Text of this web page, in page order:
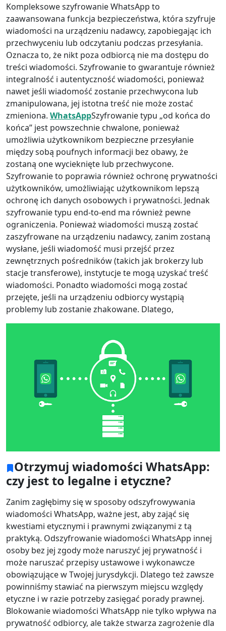
Kompleksowe szyfrowanie WhatsApp to
zaawansowana funkcja bezpieczeństwa, która szyfruje
wiadomości na urządzeniu nadawcy, zapobiegając ich
przechwyceniu lub odczytaniu podczas przesyłania.
Oznacza to, że nikt poza odbiorcą nie ma dostępu do
treści wiadomości. Szyfrowanie to gwarantuje również
integralność i autentyczność wiadomości, ponieważ
nawet jeśli wiadomość zostanie przechwycona lub
zmanipulowana, jej istotna treść nie może zostać
zmieniona. WhatsAppSzyfrowanie typu „od końca do
końca” jest powszechnie chwalone, ponieważ
umożliwia użytkownikom bezpieczne przesyłanie
między sobą poufnych informacji bez obawy, że
zostaną one wycieknięte lub przechwycone.
Szyfrowanie to poprawia również ochronę prywatności
użytkowników, umożliwiając użytkownikom lepszą
ochronę ich danych osobowych i prywatności. Jednak
szyfrowanie typu end-to-end ma również pewne
ograniczenia. Ponieważ wiadomości muszą zostać
zaszyfrowane na urządzeniu nadawcy, zanim zostaną
wysłane, jeśli wiadomość musi przejść przez
zewnętrznych pośredników (takich jak brokerzy lub
stacje transferowe), instytucje te mogą uzyskać treść
wiadomości. Ponadto wiadomości mogą zostać
przejęte, jeśli na urządzeniu odbiorcy wystąpią
problemy lub zostanie zhakowane. Dlatego,
Otrzymuj wiadomości WhatsApp:
czy jest to legalne i etyczne?
Zanim zagłębimy się w sposoby odszyfrowywania
wiadomości WhatsApp, ważne jest, aby zająć się
kwestiami etycznymi i prawnymi związanymi z tą
praktyką. Odszyfrowanie wiadomości WhatsApp innej
osoby bez jej zgody może naruszyć jej prywatność i
może naruszać przepisy ustawowe i wykonawcze
obowiązujące w Twojej jurysdykcji. Dlatego też zawsze
powinniśmy stawiać na pierwszym miejscu względy
etyczne i w razie potrzeby zasięgać porady prawnej.
Blokowanie wiadomości WhatsApp nie tylko wpływa na
prywatność odbiorcy, ale także stwarza zagrożenie dla